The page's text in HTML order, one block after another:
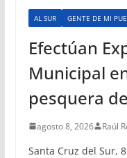
AL SUR GENTE DE MI
Efectúan
Municipal
pesquera
agosto 8, 2026 Raúl
Santa Cruz del Sur,